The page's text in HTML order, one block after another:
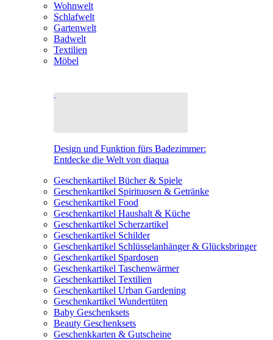
Wohnwelt
Schlafwelt
Gartenwelt
Badwelt
Textilien
Möbel
Design und Funktion fürs Badezimmer:
Entdecke die Welt von diaqua
Geschenkartikel Bücher & Spiele
Geschenkartikel Spirituosen & Getränke
Geschenkartikel Food
Geschenkartikel Haushalt & Küche
Geschenkartikel Scherzartikel
Geschenkartikel Schilder
Geschenkartikel Schlüsselanhänger & Glücksbringer
Geschenkartikel Spardosen
Geschenkartikel Taschenwärmer
Geschenkartikel Textilien
Geschenkartikel Urban Gardening
Geschenkartikel Wundertüten
Baby Geschenksets
Beauty Geschenksets
Geschenkkarten & Gutscheine